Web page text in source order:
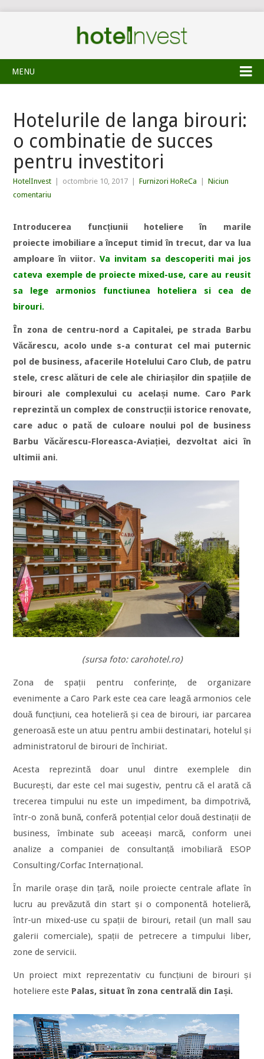
MENU
Hotelurile de langa birouri:
o combinatie de succes
pentru investitori
HotelInvest octombrie 10, 2017 Furnizori HoReCa
Niciun
comentariu
Introducerea funcțiunii hoteliere în marile
proiecte imobiliare a început timid în trecut, dar va lua
amploare în viitor.Va invitam sa descoperiti mai jos
cateva exemple de proiecte mixed-use, care au reusit
sa lege armonios functiunea hoteliera si cea de
birouri.
În zona de centru-nord a Capitalei, pe strada Barbu
Văcărescu, acolo unde s-a conturat cel mai puternic
pol de business, afacerile Hotelului Caro Club, de patru
stele, cresc alături de cele ale chiriașilor din spațiile de
birouri ale complexului cu același nume. Caro Park
reprezintă un complex de construcții istorice renovate,
care aduc o pată de culoare noului pol de business
Barbu Văcărescu-Floreasca-Aviației, dezvoltat aici în
ultimii ani.
(sursa foto: carohotel.ro)
Zona de spații pentru conferințe, de organizare
evenimente a Caro Park este cea care leagă armonios cele
două funcțiuni, cea hotelieră și cea de birouri, iar parcarea
generoasă este un atuu pentru ambii destinatari, hotelul și
administratorul de birouri de închiriat.
Acesta reprezintă doar unul dintre exemplele din
București, dar este cel mai sugestiv, pentru că el arată că
trecerea timpului nu este un impediment, ba dimpotrivă,
într-o zonă bună, conferă potențial celor două destinații de
business, îmbinate sub aceeași marcă, conform unei
analize a companiei de consultanță imobiliară ESOP
Consulting/Corfac Internațional.
În marile orașe din țară, noile proiecte centrale aflate în
lucru au prevăzută din start și o componentă hotelieră,
într-un mixed-use cu spații de birouri, retail (un mall sau
galerii comerciale), spații de petrecere a timpului liber,
zone de servicii.
Un proiect mixt reprezentativ cu funcțiuni de birouri și
hoteliere este Palas, situat în zona centrală din Iași.